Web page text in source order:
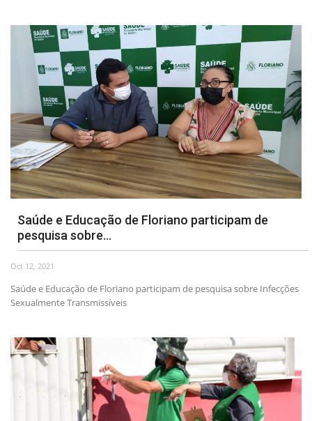
Saúde e Educação de Floriano participam de
pesquisa sobre...
Oct 12, 2021
Saúde e Educação de Floriano participam de pesquisa sobre Infecções
Sexualmente Transmissíveis